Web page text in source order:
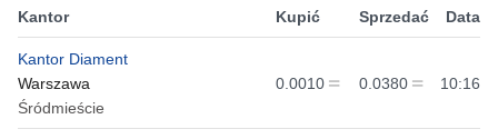
Kantor Kupić Sprzedać Data
Kantor Diament
Warszawa
Śródmieście
0.0010 0.0380 10:16